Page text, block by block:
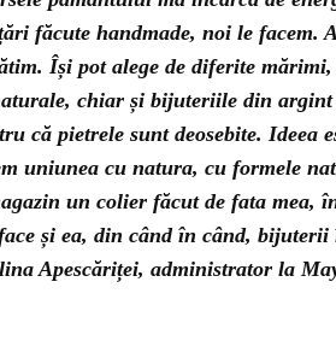
făcute handmade, noi le facem.
Își pot alege de diferite mărimi,
chiar și bijuteriile din argint
că pietrele sunt deosebite. Ideea
uniunea cu natura, cu formele
un colier făcut de fata mea,
și ea, din când în când, bijuterii
Apescăriței, administrator la